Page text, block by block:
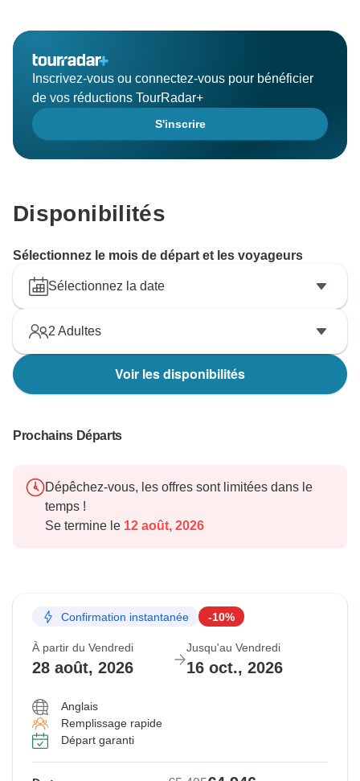
Inscrivez-vous ou connectez-vous pour bénéficier
de vos réductions TourRadar+
S'inscrire
Disponibilités
Sélectionnez le mois de départ et les voyageurs
Sélectionnez la date
2 Adultes
Voir les disponibilités
Prochains Départs
Dépêchez-vous, les offres sont limitées dans le
temps !
Se termine le 12 août, 2026
Confirmation instantanée -10%
À partir du Vendredi
28 août, 2026
Jusqu'au Vendredi
16 oct., 2026
Anglais
Remplissage rapide
Départ garanti